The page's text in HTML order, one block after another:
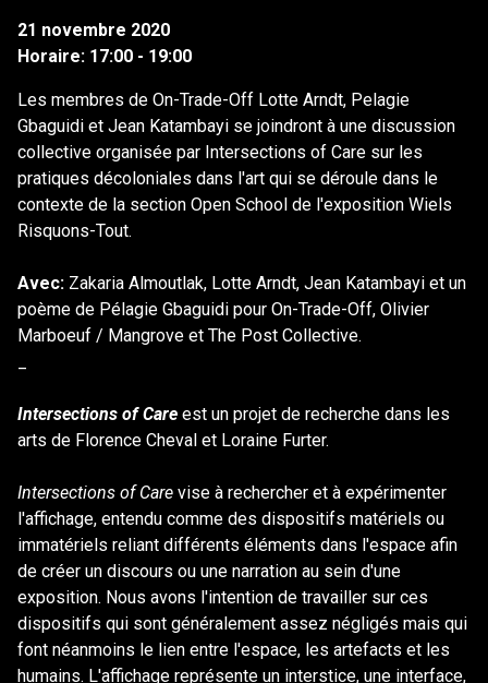
21 novembre 2020
Horaire: 17:00 - 19:00
Les membres de On-Trade-Off Lotte Arndt, Pelagie
Gbaguidi et Jean Katambayi se joindront à une discussion
collective organisée par Intersections of Care sur les
pratiques décoloniales dans l'art qui se déroule dans le
contexte de la section Open School de l'exposition Wiels
Risquons-Tout.
Avec: Zakaria Almoutlak, Lotte Arndt, Jean Katambayi et un
poème de Pélagie Gbaguidi pour On-Trade-Off, Olivier
Marboeuf / Mangrove et The Post Collective.
Intersections of Care est un projet de recherche dans les
arts de Florence Cheval et Loraine Furter.
Intersections of Care vise à rechercher et à expérimenter
l'affichage, entendu comme des dispositifs matériels ou
immatériels reliant différents éléments dans l'espace afin
de créer un discours ou une narration au sein d'une
exposition. Nous avons l'intention de travailler sur ces
dispositifs qui sont généralement assez négligés mais qui
font néanmoins le lien entre l'espace, les artefacts et les
humains. L'affichage représente un interstice, une interface,